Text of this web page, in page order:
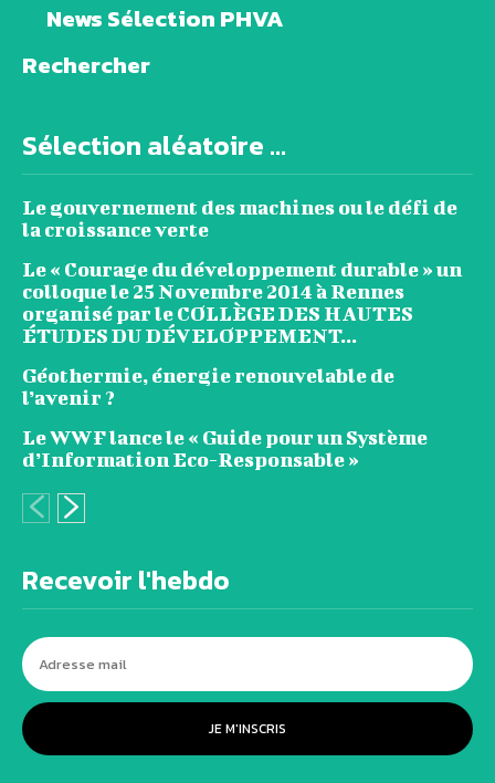
News Sélection PHVA
Rechercher
Sélection aléatoire ...
Le gouvernement des machines ou le défi de
la croissance verte
Le « Courage du développement durable » un
colloque le 25 Novembre 2014 à Rennes
organisé par le COLLÈGE DES HAUTES
ÉTUDES DU DÉVELOPPEMENT...
Géothermie, énergie renouvelable de
l’avenir ?
Le WWF lance le « Guide pour un Système
d’Information Eco-Responsable »
Recevoir l'hebdo
JE M'INSCRIS